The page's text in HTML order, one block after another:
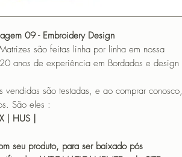
09 - Embroidery Design
são feitas linha por linha em nossa
anos de experiência em Bordados e design
são testadas, e ao comprar conosco,
São eles :
| HUS |
seu produto, para ser baixado pós